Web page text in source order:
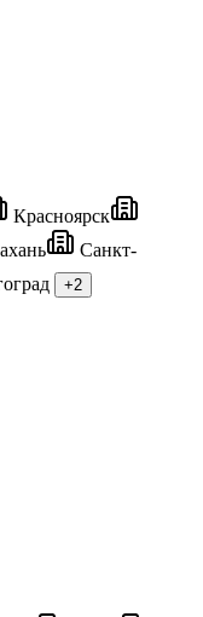
Красноярск
Санкт-
+2